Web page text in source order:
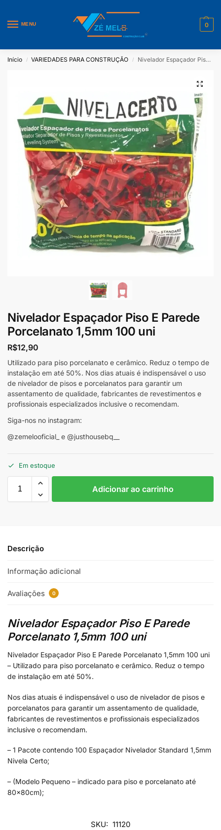
MENU 0
Início / VARIEDADES PARA CONSTRUÇÃO / Nivelador Espaçador Piso E Parede Porcelanato 1,5mm 100 uni
Nivelador Espaçador Piso E Parede
Porcelanato 1,5mm 100 uni
R$12,90
Utilizado para piso porcelanato e cerâmico. Reduz o tempo de
instalação em até 50%. Nos dias atuais é indispensável o uso
de nivelador de pisos e porcelanatos para garantir um
assentamento de qualidade, fabricantes de revestimentos e
profissionais especializados inclusive o recomendam.
Siga-nos no instagram:
@zemelooficial_ e @justhousebq__
Em estoque
Adicionar ao carrinho
Descrição
Informação adicional
Avaliações 0
Nivelador Espaçador Piso E Parede
Porcelanato 1,5mm 100 uni
Nivelador Espaçador Piso E Parede Porcelanato 1,5mm 100 uni
– Utilizado para piso porcelanato e cerâmico. Reduz o tempo
de instalação em até 50%.
Nos dias atuais é indispensável o uso de nivelador de pisos e
porcelanatos para garantir um assentamento de qualidade,
fabricantes de revestimentos e profissionais especializados
inclusive o recomendam.
– 1 Pacote contendo 100 Espaçador Nivelador Standard 1,5mm
Nivela Certo;
– (Modelo Pequeno – indicado para piso e porcelanato até
80x80cm);
SKU: 11120